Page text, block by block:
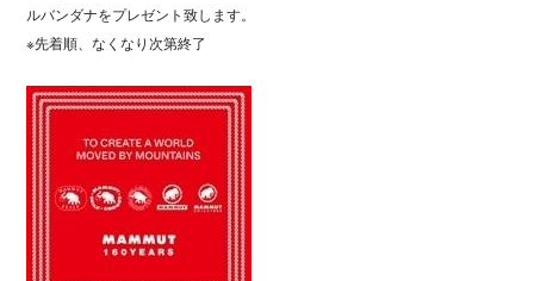
ルバンダナをプレゼント致します。
※先着順、なくなり次第終了